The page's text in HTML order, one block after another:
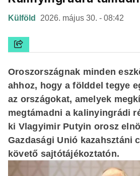
Külföld 2026. május 30. - 08:42
Oroszországnak minden
ahhoz, hogy a földdel tegye
az országokat, amelyek
megtámadni a kalinyingrádi
ki Vlagyimir Putyin orosz
Gazdasági Unió kazahsztáni
követő sajtótájékoztatón.